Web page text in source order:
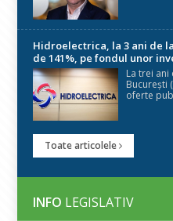
Hidroelectrica, la 3 ani de
de 141%, pe fondul unor
La trei ani
București
oferte
Toate articolele
INFO LEGISLATIV